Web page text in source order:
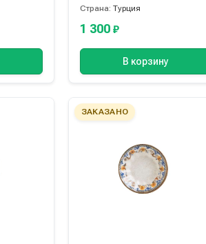
Страна: Турция
1 300 ₽
В корзину
ЗАКАЗАНО